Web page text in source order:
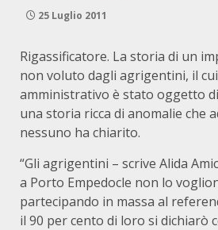
25 Luglio 2011
Rigassificatore. La storia di un
non voluto dagli agrigentini, il
amministrativo è stato oggetto
una storia ricca di anomalie che
nessuno ha chiarito.
“Gli agrigentini – scrive Alida
a Porto Empedocle non lo
partecipando in massa al
il 90 per cento di loro si dichiarò